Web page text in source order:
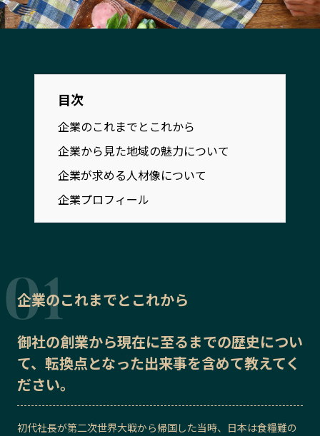
熊本エリア
大分エリア
宮崎エリア
鹿児島エリア
カテゴリから探す
特集コンテンツ
地域を代表する 企業100選
Localist
Sporkle
「人」から探す
記事ライター アンバサダー
お問い合わせ 会社概要
目次
企業のこれまでとこれから
企業から見た地域の魅力について
企業が求める人材像について
企業プロフィール
企業のこれまでとこれから
御社の創業から現在に至るまでの歴史につい
て、転換点となった出来事を含めて教えてく
ださい。
初代社長が第二次世界大戦から帰国した当時、日本は食糧難の